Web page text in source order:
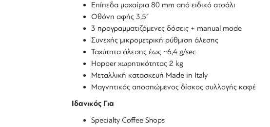
Επίπεδα μαχαίρια 80 mm από ειδικό ατσάλι
Οθόνη αφής 3,5”
3 προγραμματιζόμενες δόσεις + manual mode
Συνεχής μικρομετρική ρύθμιση άλεσης
Ταχύτητα άλεσης έως ~6,4 g/sec
Hopper χωρητικότητας 2 kg
Μεταλλική κατασκευή Made in Italy
Μαγνητικός αποσπώμενος δίσκος συλλογής καφέ
Ιδανικός Για
Specialty Coffee Shops